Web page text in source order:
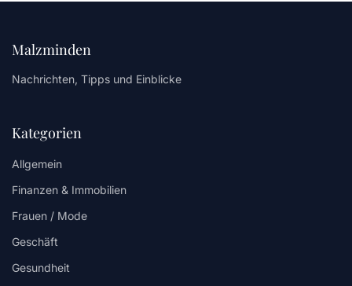
Malzminden
Nachrichten, Tipps und Einblicke
Kategorien
Allgemein
Finanzen & Immobilien
Frauen / Mode
Geschäft
Gesundheit